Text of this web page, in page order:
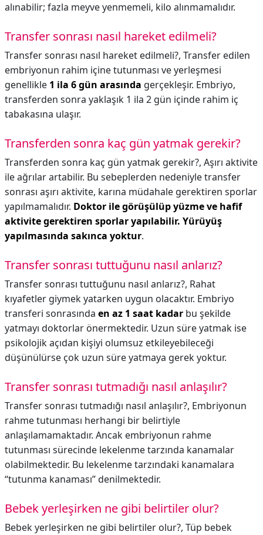
alınabilir; fazla meyve yenmemeli, kilo alınmamalıdır.
Transfer sonrası nasıl hareket edilmeli?
Transfer sonrası nasıl hareket edilmeli?, Transfer edilen
embriyonun rahim içine tutunması ve yerleşmesi
genellikle 1 ila 6 gün arasında gerçekleşir. Embriyo,
transferden sonra yaklaşık 1 ila 2 gün içinde rahim iç
tabakasına ulaşır.
Transferden sonra kaç gün yatmak gerekir?
Transferden sonra kaç gün yatmak gerekir?, Aşırı aktivite
ile ağrılar artabilir. Bu sebeplerden nedeniyle transfer
sonrası aşırı aktivite, karına müdahale gerektiren sporlar
yapılmamalıdır. Doktor ile görüşülüp yüzme ve hafif
aktivite gerektiren sporlar yapılabilir. Yürüyüş
yapılmasında sakınca yoktur.
Transfer sonrası tuttuğunu nasıl anlarız?
Transfer sonrası tuttuğunu nasıl anlarız?, Rahat
kıyafetler giymek yatarken uygun olacaktır. Embriyo
transferi sonrasında en az 1 saat kadar bu şekilde
yatmayı doktorlar önermektedir. Uzun süre yatmak ise
psikolojik açıdan kişiyi olumsuz etkileyebileceği
düşünülürse çok uzun süre yatmaya gerek yoktur.
Transfer sonrası tutmadığı nasıl anlaşılır?
Transfer sonrası tutmadığı nasıl anlaşılır?, Embriyonun
rahme tutunması herhangi bir belirtiyle
anlaşılamamaktadır. Ancak embriyonun rahme
tutunması sürecinde lekelenme tarzında kanamalar
olabilmektedir. Bu lekelenme tarzındaki kanamalara
“tutunma kanaması” denilmektedir.
Bebek yerleşirken ne gibi belirtiler olur?
Bebek yerleşirken ne gibi belirtiler olur?, Tüp bebek